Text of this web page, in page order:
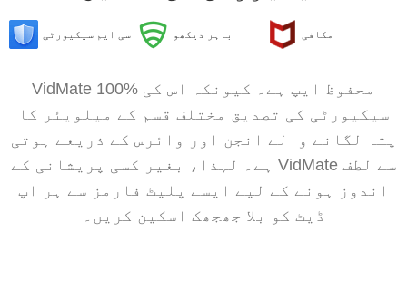
سی ایم سیکیورٹی باہر دیکھو مکافی
VidMate 100% محفوظ ایپ ہے۔ کیونکہ اس کی
سیکیورٹی کی تصدیق مختلف قسم کے میلویئر کا
پتہ لگانے والے انجن اور وائرس کے ذریعے ہوتی
ہے۔ لہذا، بغیر کسی پریشانی کے VidMate سے لطف
اندوز ہونے کے لیے ایسے پلیٹ فارمز سے ہر اپ
ڈیٹ کو بلا جھجھک اسکین کریں۔